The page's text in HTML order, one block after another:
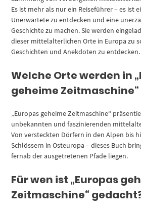
Es ist mehr als nur ein Reiseführer – es ist
Unerwartete zu entdecken und eine
Geschichte zu machen. Sie werden
dieser mittelalterlichen Orte in Europa zu
Geschichten und Anekdoten zu entdecken.
Welche Orte werden in
geheime
„Europas geheime Zeitmaschine“
unbekannten und faszinierenden
Von versteckten Dörfern in den Alpen bis
Schlössern in Osteuropa – dieses Buch
fernab der ausgetretenen Pfade liegen.
Für wen ist „Europas
Zeitmaschine“